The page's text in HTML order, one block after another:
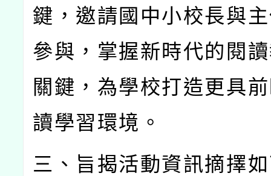
鍵，邀請國中小校長與
參與，掌握新時代的閱
關鍵，為學校打造更具
讀學習環境。
三、旨揭活動資訊摘擇